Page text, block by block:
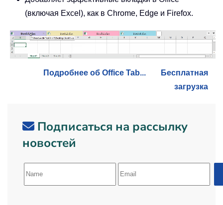
(включая Excel), как в Chrome, Edge и Firefox.
Подробнее об Office Tab...
Бесплатная
загрузка
Подписаться на рассылку
новостей